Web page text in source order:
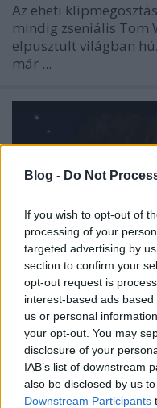
Blog - Do Not
If you wish to opt-out of
processing of your
targeted advertising by
section to confirm your
opt-out request is
interest-based ads
us or personal
your opt-out. You may
disclosure of your
IAB’s list of downstream
also be disclosed by us
Downstream Participants
Az eheti
mindig zseniális Tom
elpusztult világban
már ...
Top 10 Tom
Tibi ajánlásával
Lángoló Gitárok• 2011.